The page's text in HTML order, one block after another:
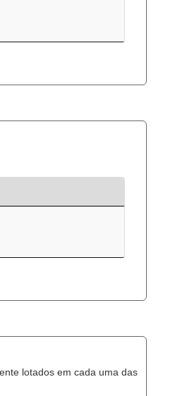
lotados em cada uma das